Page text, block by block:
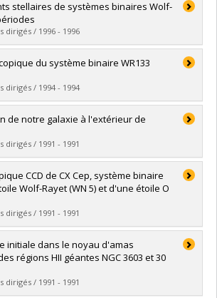
Sébastien
dans Papyrus
stellaires de systèmes binaires Wolf-
/ 1996 - 1996
Yannick
dans Papyrus
du système binaire WR133
/ 1994 - 1994
Jean-François
dans Papyrus
de notre galaxie à l'extérieur de
/ 1991 - 1991
Luc
dans Papyrus
CCD de CX Cep, système binaire
Wolf-Rayet (WN 5) et d'une étoile O
/ 1991 - 1991
David
dans Papyrus
initiale dans le noyau d'amas
régions HII géantes NGC 3603 et 30
/ 1991 - 1991